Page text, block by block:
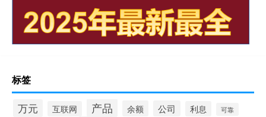
标签
万元 互联网 产品 余额 公司 利息 可靠